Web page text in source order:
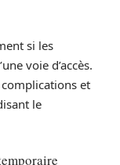
si les
voie d’accès.
et
le